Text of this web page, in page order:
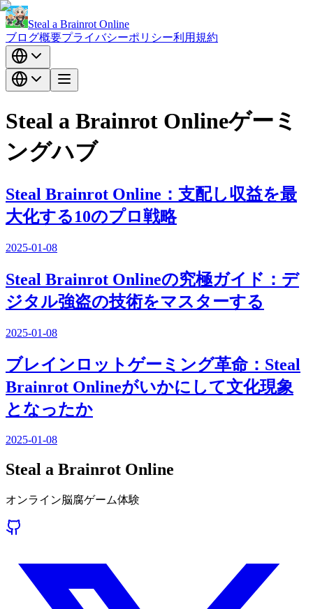
Steal a Brainrot Online
ブログ概要プライバシーポリシー利用規約
Steal a Brainrot Onlineゲーミ
ングハブ
Steal Brainrot Online：支配し収益を最
大化する10のプロ戦略
2025-01-08
Steal Brainrot Onlineの究極ガイド：デ
ジタル強盗の技術をマスターする
2025-01-08
ブレインロットゲーミング革命：Steal
Brainrot Onlineがいかにして文化現象
となったか
2025-01-08
Steal a Brainrot Online
オンライン脳腐ゲーム体験